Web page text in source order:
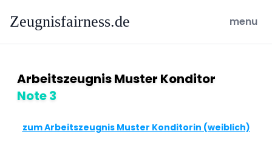
Zeugnisfairness.de open
menu
Arbeitszeugnis Muster Konditor
Note 3
zum Arbeitszeugnis Muster Konditorin (weiblich)